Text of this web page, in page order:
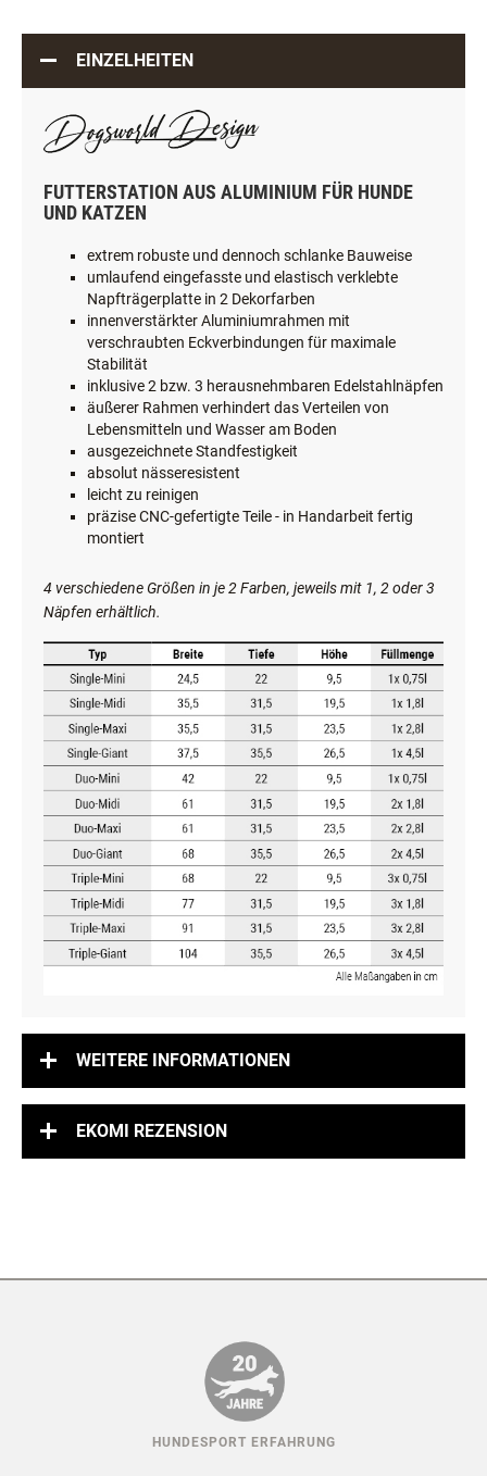
EINZELHEITEN
FUTTERSTATION AUS ALUMINIUM FÜR HUNDE
UND KATZEN
extrem robuste und dennoch schlanke Bauweise
umlaufend eingefasste und elastisch verklebte
Napfträgerplatte in 2 Dekorfarben
innenverstärkter Aluminiumrahmen mit
verschraubten Eckverbindungen für maximale
Stabilität
inklusive 2 bzw. 3 herausnehmbaren Edelstahlnäpfen
äußerer Rahmen verhindert das Verteilen von
Lebensmitteln und Wasser am Boden
ausgezeichnete Standfestigkeit
absolut nässeresistent
leicht zu reinigen
präzise CNC-gefertigte Teile - in Handarbeit fertig
montiert
4 verschiedene Größen in je 2 Farben, jeweils mit 1, 2 oder 3
Näpfen erhältlich.
WEITERE INFORMATIONEN
EKOMI REZENSION
HUNDESPORT ERFAHRUNG